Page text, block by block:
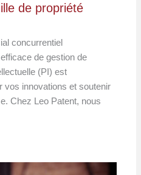
de propriété
concurrentiel
efficace de gestion de
(PI) est
vos innovations et soutenir
Chez Leo Patent, nous